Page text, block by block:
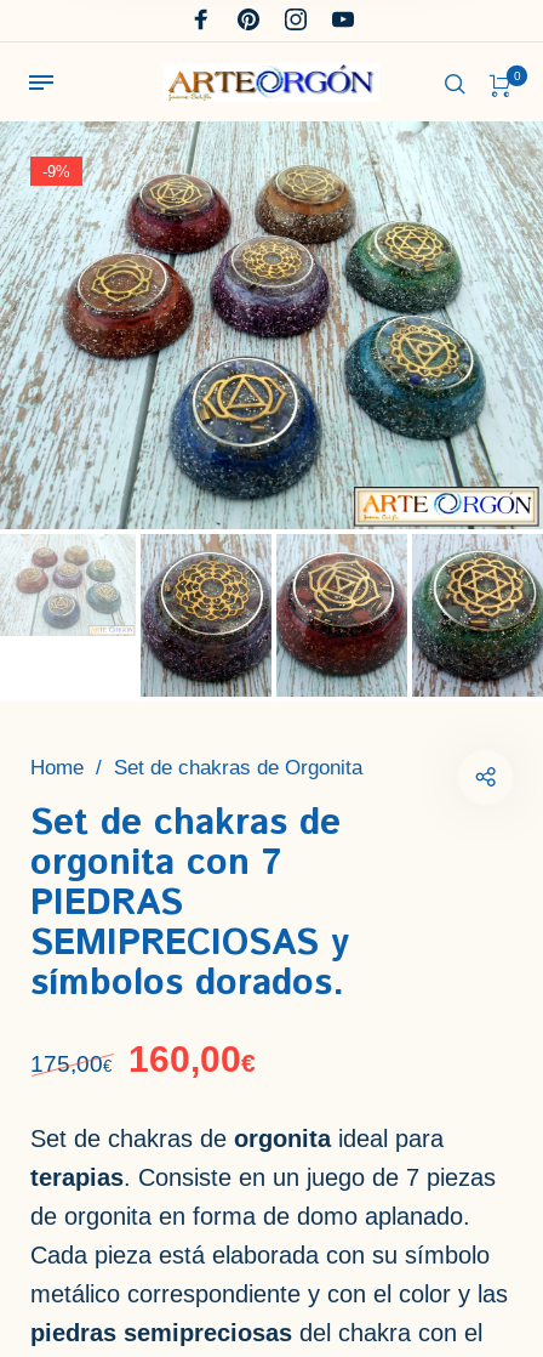
0
-9%
Home / Set de chakras de Orgonita
Set de chakras de
orgonita con 7
PIEDRAS
SEMIPRECIOSAS y
símbolos dorados.
175,00€ 160,00€
Set de chakras de orgonitaideal para
terapias. Consiste en un juego de 7 piezas
de orgonita en forma de domo aplanado.
Cada pieza está elaborada con su símbolo
metálico correspondiente y con el color y las
piedras semipreciosas del chakra con el